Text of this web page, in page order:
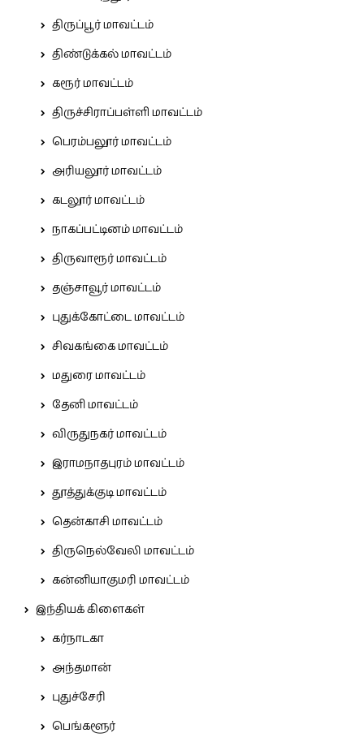
திருப்பூர் மாவட்டம்
திண்டுக்கல் மாவட்டம்
கரூர் மாவட்டம்
திருச்சிராப்பள்ளி மாவட்டம்
பெரம்பலூர் மாவட்டம்
அரியலூர் மாவட்டம்
கடலூர் மாவட்டம்
நாகப்பட்டினம் மாவட்டம்
திருவாரூர் மாவட்டம்
தஞ்சாவூர் மாவட்டம்
புதுக்கோட்டை மாவட்டம்
சிவகங்கை மாவட்டம்
மதுரை மாவட்டம்
தேனி மாவட்டம்
விருதுநகர் மாவட்டம்
இராமநாதபுரம் மாவட்டம்
தூத்துக்குடி மாவட்டம்
தென்காசி மாவட்டம்
திருநெல்வேலி மாவட்டம்
கன்னியாகுமரி மாவட்டம்
இந்தியக் கிளைகள்
கர்நாடகா
அந்தமான்
புதுச்சேரி
பெங்களூர்